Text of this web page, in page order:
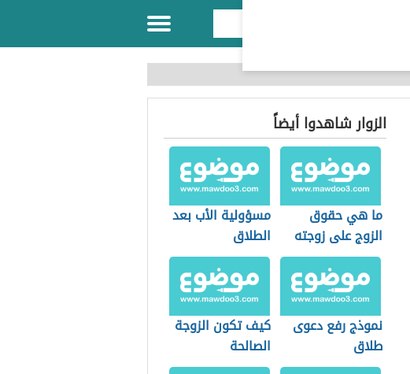
الزوار شاهدوا أيضاً
ما هي حقوق
الزوج على زوجته
مسؤولية الأب بعد
الطلاق
نموذج رفع دعوى
طلاق
كيف تكون الزوجة
الصالحة